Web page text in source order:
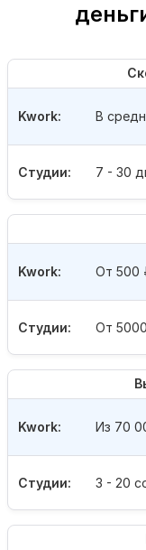
Студии: 7 - 30
Kwork: В
Студии: От 5000
Kwork: От 500
Студии: 3 - 20
Kwork: Из 70